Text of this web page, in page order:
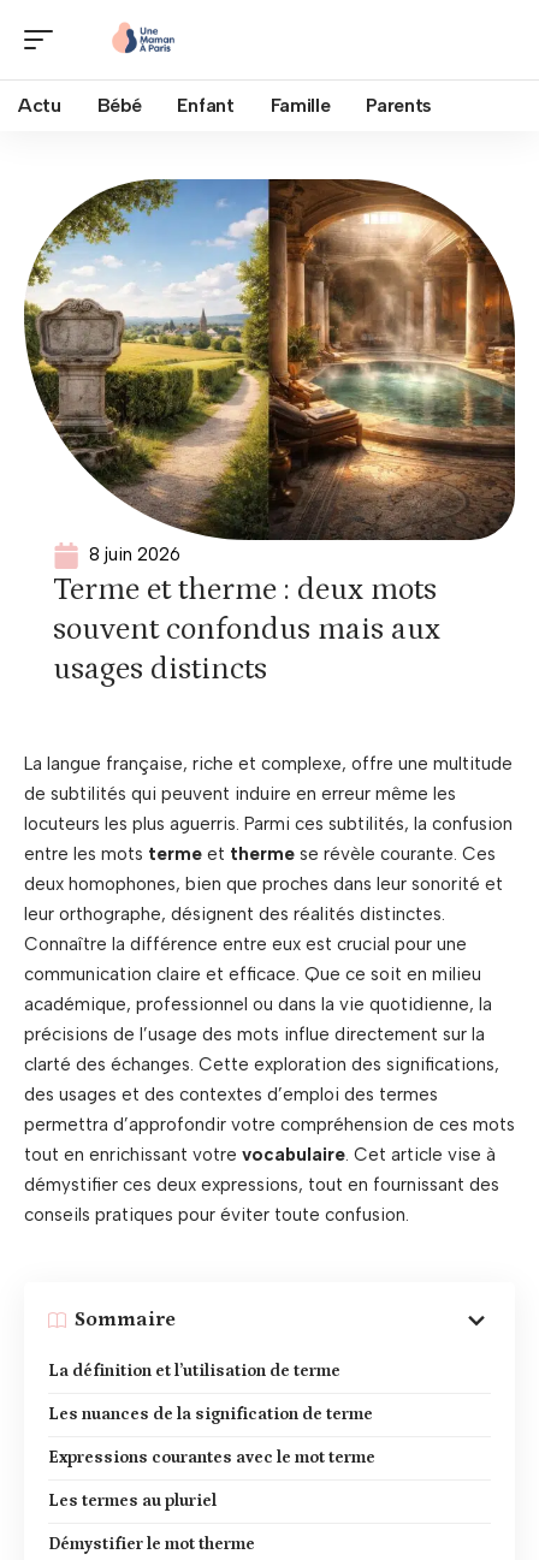
Actu Bébé Enfant Famille Parents
8 juin 2026
Terme et therme : deux mots
souvent confondus mais aux
usages distincts
La langue française, riche et complexe, offre une multitude
de subtilités qui peuvent induire en erreur même les
locuteurs les plus aguerris. Parmi ces subtilités, la confusion
entre les mots terme et therme se révèle courante. Ces
deux homophones, bien que proches dans leur sonorité et
leur orthographe, désignent des réalités distinctes.
Connaître la différence entre eux est crucial pour une
communication claire et efficace. Que ce soit en milieu
académique, professionnel ou dans la vie quotidienne, la
précisions de l’usage des mots influe directement sur la
clarté des échanges. Cette exploration des significations,
des usages et des contextes d’emploi des termes
permettra d’approfondir votre compréhension de ces mots
tout en enrichissant votre vocabulaire. Cet article vise à
démystifier ces deux expressions, tout en fournissant des
conseils pratiques pour éviter toute confusion.
Sommaire
La définition et l’utilisation de terme
Les nuances de la signification de terme
Expressions courantes avec le mot terme
Les termes au pluriel
Démystifier le mot therme